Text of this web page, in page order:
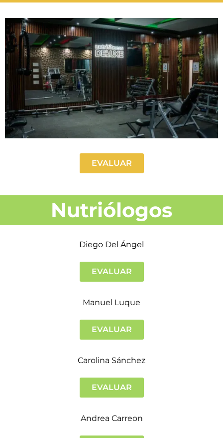
EVALUAR
Nutriólogos
Diego Del Ángel
EVALUAR
Manuel Luque
EVALUAR
Carolina Sánchez
EVALUAR
Andrea Carreon